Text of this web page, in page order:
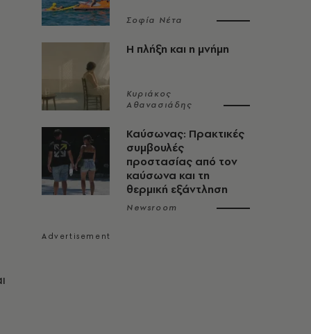
Σοφία Νέτα
Η πλήξη και η μνήμη
Κυριάκος
Αθανασιάδης
Καύσωνας: Πρακτικές
συμβουλές
προστασίας από τον
καύσωνα και τη
θερμική εξάντληση
Newsroom